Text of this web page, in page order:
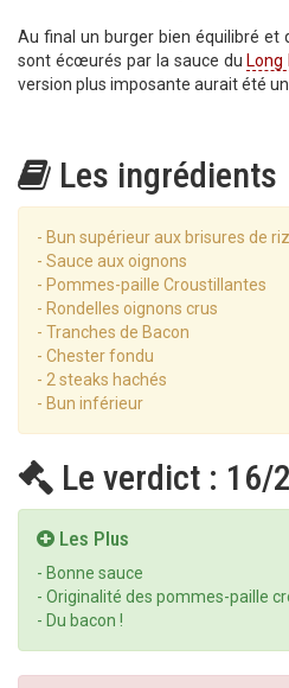
Au final un burger bien équilibré et
sont écœurés par la sauce du Long
version plus imposante aurait été un
Les ingrédients
- Bun supérieur aux brisures de riz
- Sauce aux oignons
- Pommes-paille Croustillantes
- Rondelles oignons crus
- Tranches de Bacon
- Chester fondu
- 2 steaks hachés
- Bun inférieur
Le verdict : 16/
Les Plus
- Bonne sauce
- Originalité des pommes-paille
- Du bacon !